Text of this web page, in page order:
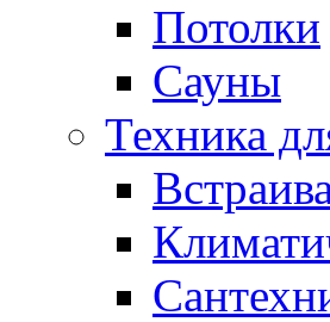
Потолки
Сауны
Техника